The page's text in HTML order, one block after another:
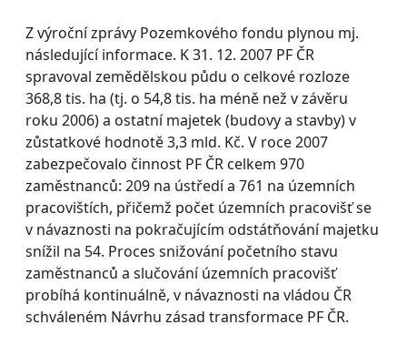
Z výroční zprávy Pozemkového fondu plynou mj.
následující informace. K 31. 12. 2007 PF ČR
spravoval zemědělskou půdu o celkové rozloze
368,8 tis. ha (tj. o 54,8 tis. ha méně než v závěru
roku 2006) a ostatní majetek (budovy a stavby) v
zůstatkové hodnotě 3,3 mld. Kč. V roce 2007
zabezpečovalo činnost PF ČR celkem 970
zaměstnanců: 209 na ústředí a 761 na územních
pracovištích, přičemž počet územních pracovišť se
v návaznosti na pokračujícím odstátňování majetku
snížil na 54. Proces snižování početního stavu
zaměstnanců a slučování územních pracovišť
probíhá kontinuálně, v návaznosti na vládou ČR
schváleném Návrhu zásad transformace PF ČR.